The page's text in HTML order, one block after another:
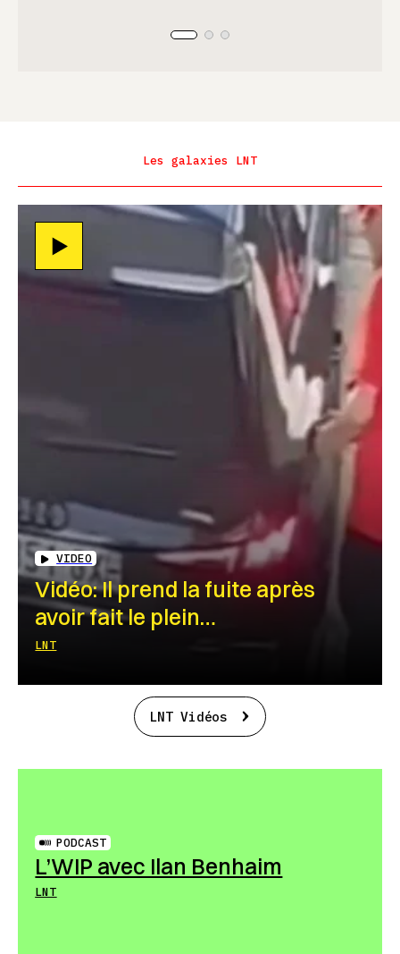
Les galaxies LNT
VIDEO
Vidéo: Il prend la fuite après
avoir fait le plein…
LNT
LNT Vidéos
PODCAST
L’WIP avec Ilan Benhaim
LNT